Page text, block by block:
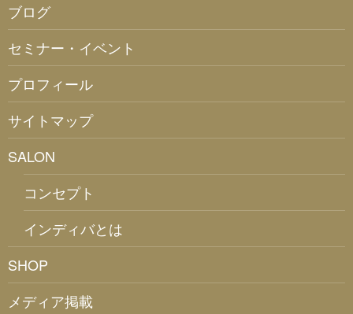
ブログ
セミナー・イベント
プロフィール
サイトマップ
SALON
コンセプト
インディバとは
SHOP
メディア掲載